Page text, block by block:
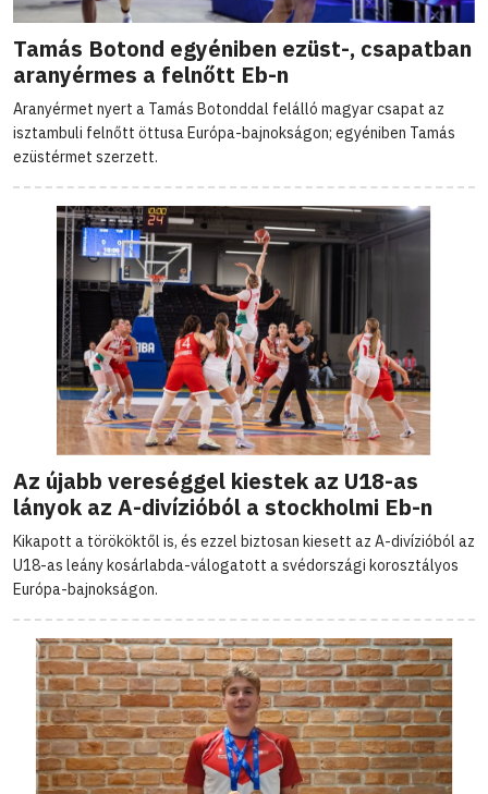
Tamás Botond egyéniben ezüst-, csapatban
aranyérmes a felnőtt Eb-n
Aranyérmet nyert a Tamás Botonddal felálló magyar csapat az
isztambuli felnőtt öttusa Európa-bajnokságon; egyéniben Tamás
ezüstérmet szerzett.
Az újabb vereséggel kiestek az U18-as
lányok az A-divízióból a stockholmi Eb-n
Kikapott a törököktől is, és ezzel biztosan kiesett az A-divízióból az
U18-as leány kosárlabda-válogatott a svédországi korosztályos
Európa-bajnokságon.